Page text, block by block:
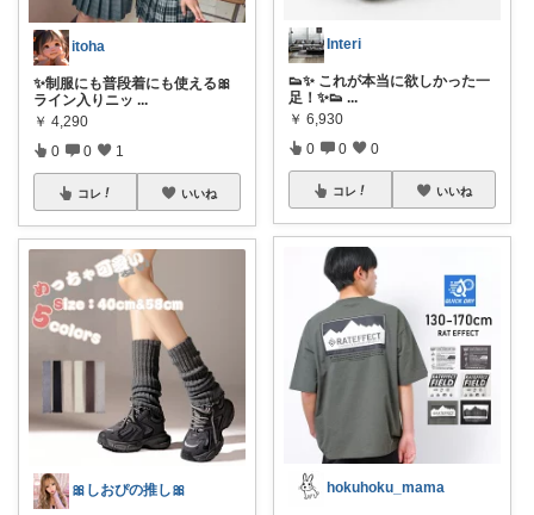
itoha
✨制服にも普段着にも使える🎀
ライン入りニッ ...
￥ 4,290
0 0 1
コレ いいね
🎀しおぴの推し🎀
Interi
👟✨ これが本当に欲しかった一
足！✨👟 ...
￥ 6,930
0 0 0
コレ いいね
hokuhoku_mama